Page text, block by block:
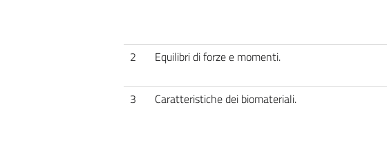
2
Equilibri di forze e momenti.
3
Caratteristiche dei biomateriali.